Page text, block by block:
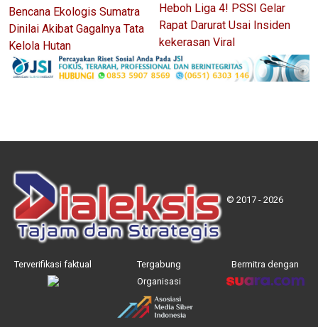
Bencana Ekologis Sumatra
Dinilai Akibat Gagalnya Tata
Kelola Hutan
Heboh Liga 4! PSSI Gelar
Rapat Darurat Usai Insiden
kekerasan Viral
© 2017 - 2026
Terverifikasi faktual
Tergabung
Organisasi
Bermitra dengan